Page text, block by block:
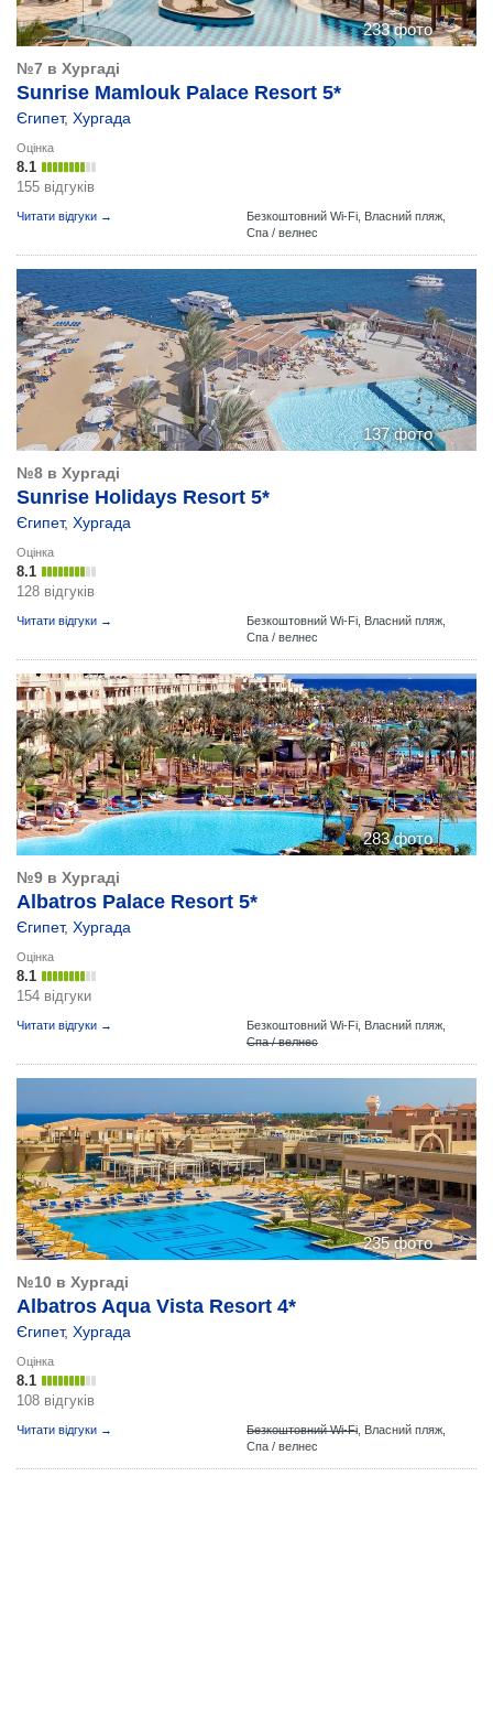
233 фото
№7 в Хургаді
Sunrise Mamlouk Palace Resort 5*
Єгипет, Хургада
Оцінка
8.1
155 відгуків
Читати відгуки → Безкоштовний Wi-Fi, Власний пляж,
Спа / велнес
137 фото
№8 в Хургаді
Sunrise Holidays Resort 5*
Єгипет, Хургада
Оцінка
8.1
128 відгуків
Читати відгуки → Безкоштовний Wi-Fi, Власний пляж,
Спа / велнес
283 фото
№9 в Хургаді
Albatros Palace Resort 5*
Єгипет, Хургада
Оцінка
8.1
154 відгуки
Читати відгуки → Безкоштовний Wi-Fi, Власний пляж,
Спа / велнес
235 фото
№10 в Хургаді
Albatros Aqua Vista Resort 4*
Єгипет, Хургада
Оцінка
8.1
108 відгуків
Читати відгуки → Безкоштовний Wi-Fi Власний пляж,
Спа / велнес